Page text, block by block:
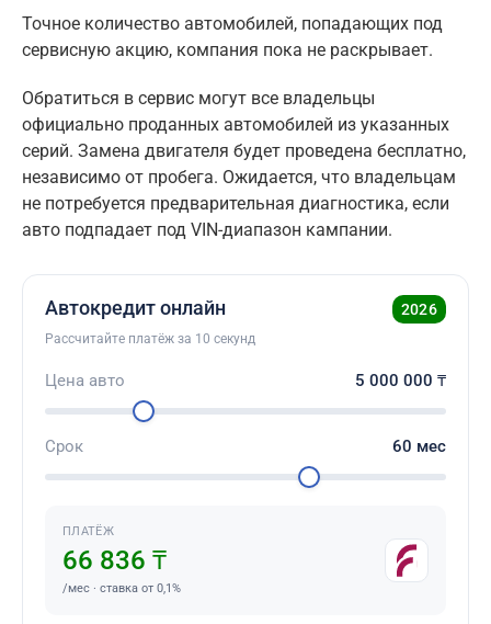
Точное количество автомобилей, попадающих под
сервисную акцию, компания пока не раскрывает.
Обратиться в сервис могут все владельцы
официально проданных автомобилей из указанных
серий. Замена двигателя будет проведена бесплатно,
независимо от пробега. Ожидается, что владельцам
не потребуется предварительная диагностика, если
авто подпадает под VIN-диапазон кампании.
Автокредит онлайн 2026
Рассчитайте платёж за 10 секунд
Цена авто 5 000 000 ₸
Срок 60 мес
ПЛАТЁЖ
66 836 ₸
/мес · ставка от 0,1%